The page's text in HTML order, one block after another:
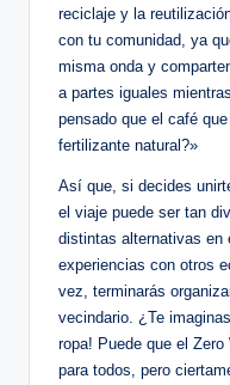
reciclaje y la
con tu comunidad, ya
misma onda y
a partes iguales
pensado que el café
fertilizante natural?»
Así que, si decides
el viaje puede ser tan
distintas alternativas en
experiencias con otros
vez, terminarás
vecindario. ¿Te
ropa! Puede que el
para todos, pero